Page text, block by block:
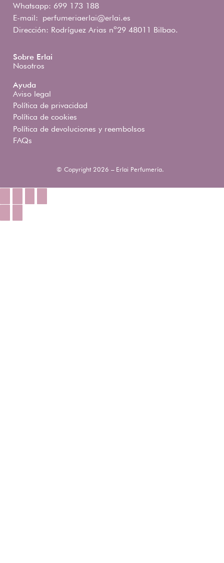
Whatsapp: 699 173 188
E-mail: perfumeriaerlai@erlai.es
Dirección: Rodríguez Arias nº29 48011 Bilbao.
Sobre Erlai
Nosotros
Ayuda
Aviso legal
Política de privacidad
Política de cookies
Política de devoluciones y reembolsos
FAQs
© Copyright 2026 – Erlai Perfumería.